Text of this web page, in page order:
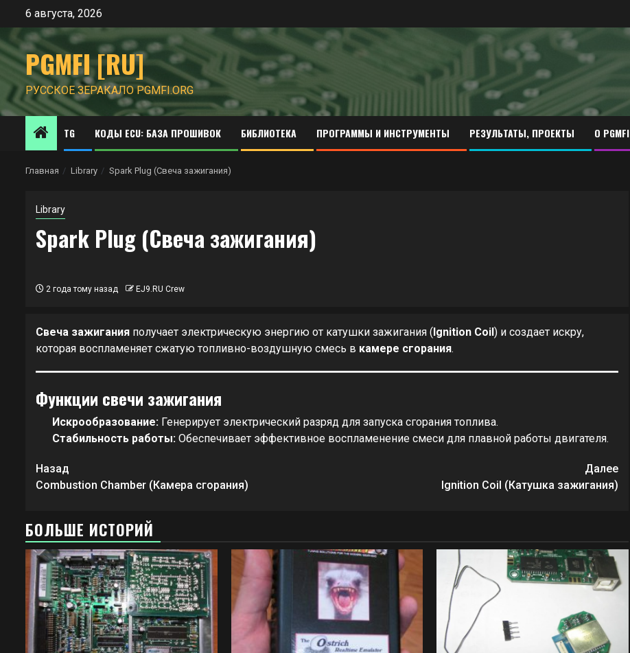
Перейти
содержимому
6 августа, 2026
PGMFI [RU]
РУССКОЕ ЗЕРАКАЛО PGMFI.ORG
TG КОДЫ ECU: БАЗА ПРОШИВОК БИБЛИОТЕКА ПРОГРАММЫ И ИНСТРУМЕНТЫ РЕЗУЛЬТАТЫ, ПРОЕКТЫ О PGMFI
Главная Library Spark Plug (Свеча зажигания)
Library
Spark Plug (Свеча зажигания)
2 года тому назад EJ9.RU Crew
Свеча зажигания получает электрическую энергию от катушки зажигания (Ignition Coil) и создает искру,
которая воспламеняет сжатую топливно-воздушную смесь в камере сгорания.
Функции свечи зажигания
Искрообразование: Генерирует электрический разряд для запуска сгорания топлива.
Стабильность работы: Обеспечивает эффективное воспламенение смеси для плавной работы двигателя.
Продолжить
чтение
Назад
Combustion Chamber (Камера сгорания)
Далее
Ignition Coil (Катушка зажигания)
БОЛЬШЕ ИСТОРИЙ